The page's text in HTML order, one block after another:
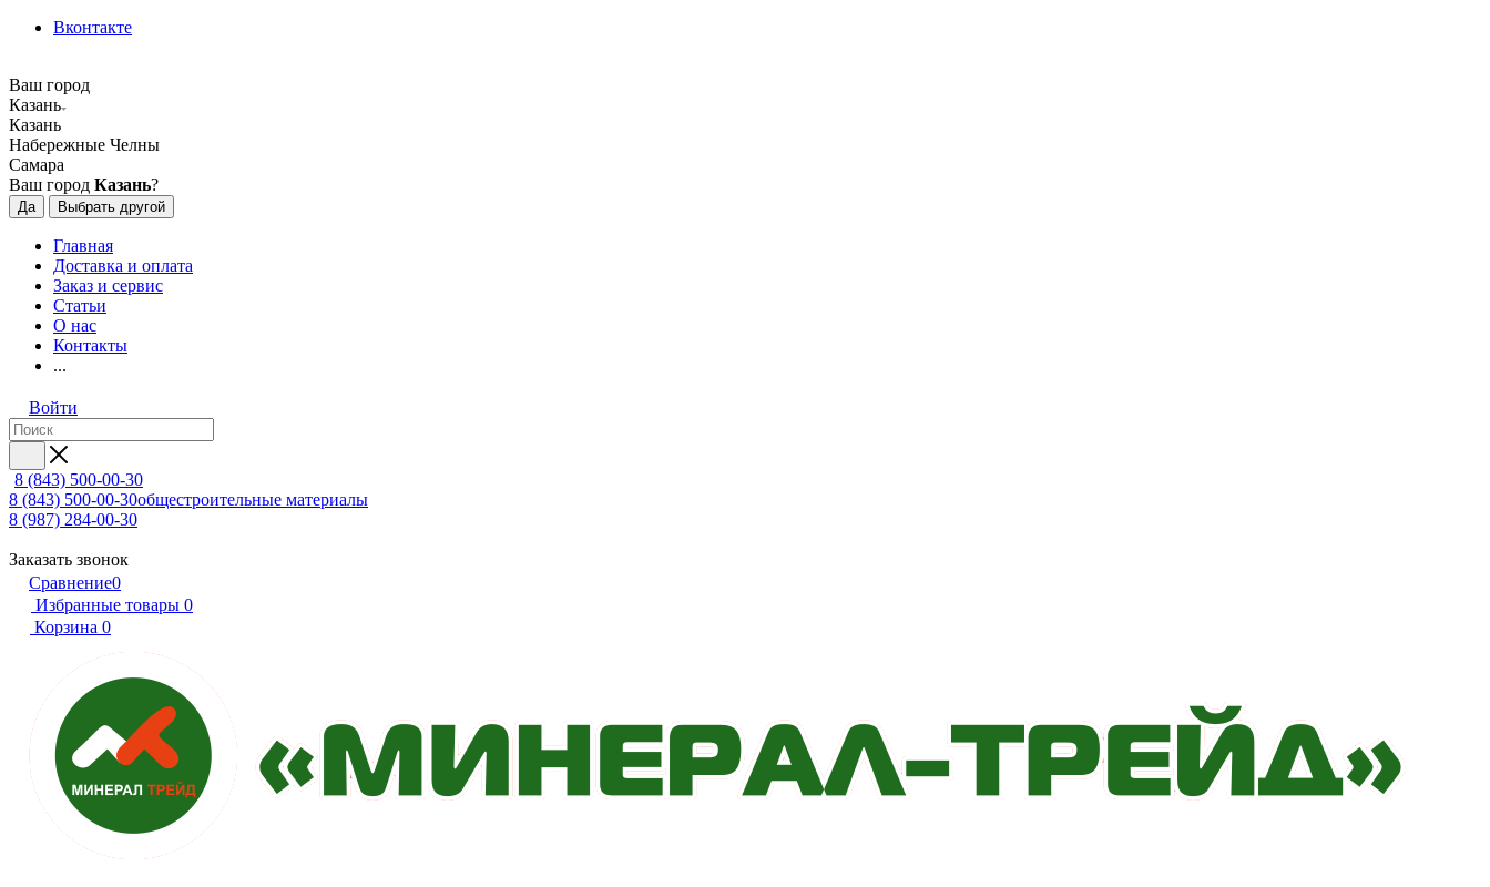
Вконтакте
Ваш город
Казань
Казань
Набережные Челны
Самара
Ваш город Казань?
Да Выбрать другой
Главная
Доставка и оплата
Заказ и сервис
Статьи
О нас
Контакты
...
Войти
8 (843) 500-00-30
8 (843) 500-00-30общестроительные материалы
8 (987) 284-00-30
Заказать звонок
Сравнение0
Избранные товары 0
Корзина 0